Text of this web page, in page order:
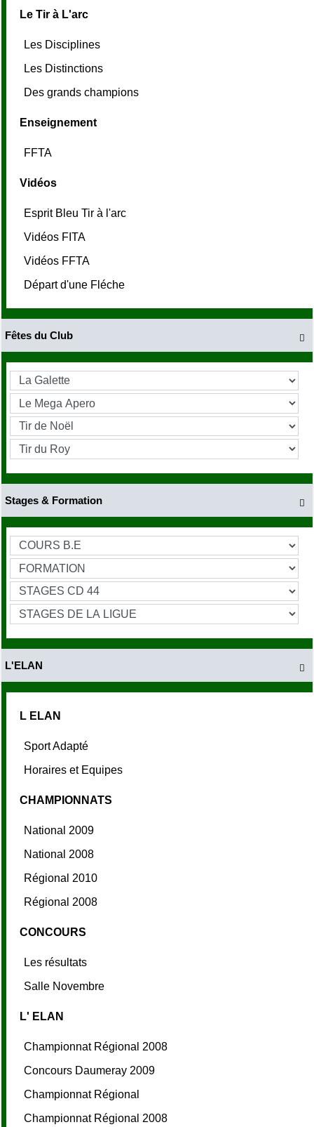
Le Tir à L'arc
Les Disciplines
Les Distinctions
Des grands champions
Enseignement
FFTA
Vidéos
Esprit Bleu Tir à l'arc
Vidéos FITA
Vidéos FFTA
Départ d'une Fléche

Fêtes du Club

Stages & Formation

L'ELAN
L ELAN
Sport Adapté
Horaires et Equipes
CHAMPIONNATS
National 2009
National 2008
Régional 2010
Régional 2008
CONCOURS
Les résultats
Salle Novembre
L' ELAN
Championnat Régional 2008
Concours Daumeray 2009
Championnat Régional
Championnat Régional 2008